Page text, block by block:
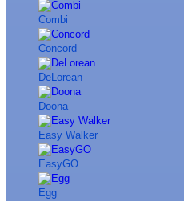
Combi
Concord
DeLorean
Doona
Easy Walker
EasyGO
Egg